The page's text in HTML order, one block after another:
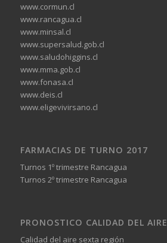
www.cormun.cl
www.rancagua.cl
www.minsal.cl
www.supersalud.gob.cl
www.saludohiggins.cl
www.mma.gob.cl
www.fonasa.cl
www.deis.cl
www.eligevivirsano.cl
FARMACIAS DE TURNO 2017
Turnos 1º trimestre Rancagua
Turnos 2º trimestre Rancagua
PRONOSTICO CALIDAD DEL AIRE
Calidad del aire sexta región